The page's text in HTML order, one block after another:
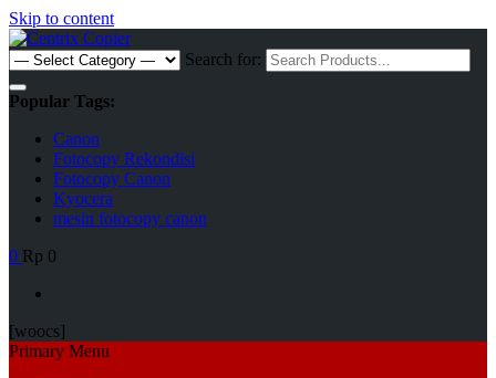
Skip to content
Search for:
Popular Tags:
Canon
Fotocopy Rekondisi
Fotocopy Canon
Kyocera
mesin fotocopy canon
0 Rp 0
[woocs]
Primary Menu